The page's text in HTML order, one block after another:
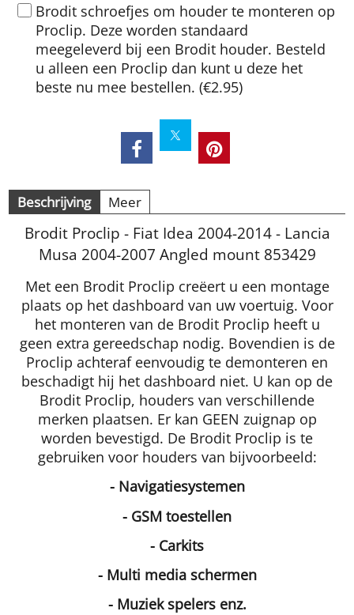
Brodit schroefjes om houder te monteren op
Proclip. Deze worden standaard
meegeleverd bij een Brodit houder. Besteld
u alleen een Proclip dan kunt u deze het
beste nu mee bestellen. (€2.95)
Beschrijving Meer
Brodit Proclip - Fiat Idea 2004-2014 - Lancia
Musa 2004-2007 Angled mount 853429
Met een Brodit Proclip creëert u een montage
plaats op het dashboard van uw voertuig. Voor
het monteren van de Brodit Proclip heeft u
geen extra gereedschap nodig. Bovendien is de
Proclip achteraf eenvoudig te demonteren en
beschadigt hij het dashboard niet. U kan op de
Brodit Proclip, houders van verschillende
merken plaatsen. Er kan GEEN zuignap op
worden bevestigd. De Brodit Proclip is te
gebruiken voor houders van bijvoorbeeld:
- Navigatiesystemen
- GSM toestellen
- Carkits
- Multi media schermen
- Muziek spelers enz.